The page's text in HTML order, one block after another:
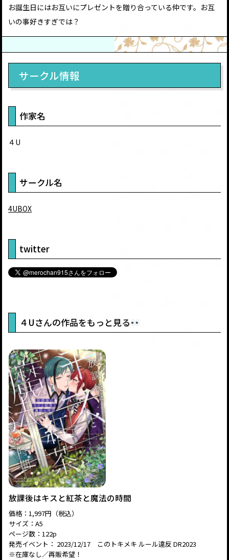
お誕生日にはお互いにプレゼントを贈り合っている仲です。お互
いの事好きすぎでは？
サークル情報
作家名
４U
サークル名
4UBOX
twitter
４Uさんの作品をもっと見る
放課後はキスと紅茶と魔法の時間
価格：1,997円（税込）
サイズ：A5
ページ数：122p
発売イベント： 2023/12/17 このトキメキ ルール違反 DR2023
※在庫なし／再販希望！